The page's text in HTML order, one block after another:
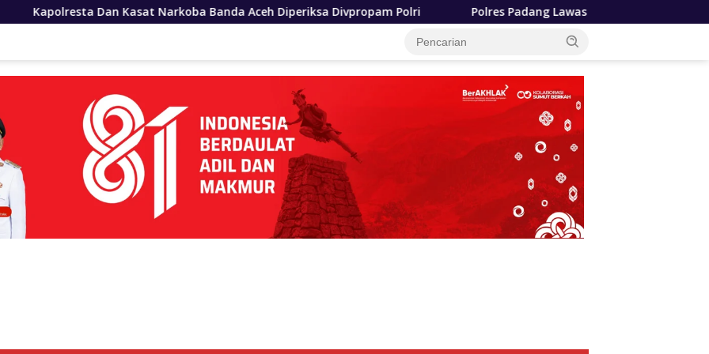
Narkoba Banda Aceh Diperiksa Divpropam Polri Polres Padang Lawas Utara Resmi Berdiri, Kapolda Sumut Tekankan